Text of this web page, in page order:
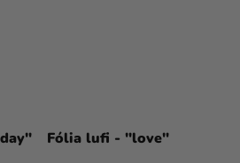
Fólia lufi - "love"